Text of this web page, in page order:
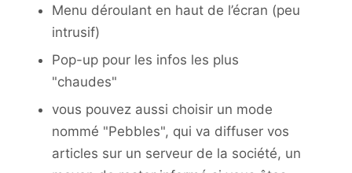
Menu déroulant en haut de l’écran (peu
intrusif)
Pop-up pour les infos les plus
"chaudes"
vous pouvez aussi choisir un mode
nommé "Pebbles", qui va diffuser vos
articles sur un serveur de la société, un